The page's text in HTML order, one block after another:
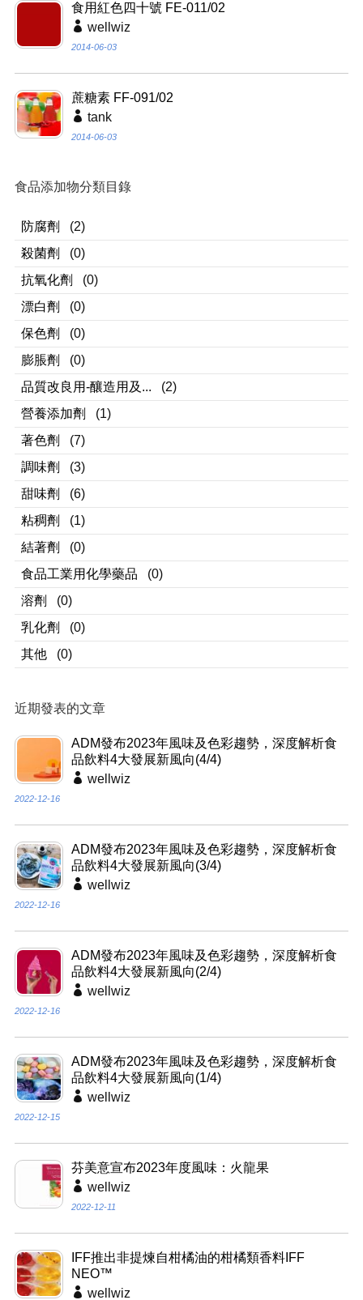
食用紅色四十號 FE-011/02
wellwiz
2014-06-03
蔗糖素 FF-091/02
tank
2014-06-03
食品添加物分類目錄
防腐劑
(2)
殺菌劑
(0)
抗氧化劑
(0)
漂白劑
(0)
保色劑
(0)
膨脹劑
(0)
品質改良用-釀造用及...
(2)
營養添加劑
(1)
著色劑
(7)
調味劑
(3)
甜味劑
(6)
粘稠劑
(1)
結著劑
(0)
食品工業用化學藥品
(0)
溶劑
(0)
乳化劑
(0)
其他
(0)
近期發表的文章
ADM發布2023年風味及色彩趨勢，深度解析食
品飲料4大發展新風向(4/4)
wellwiz
2022-12-16
ADM發布2023年風味及色彩趨勢，深度解析食
品飲料4大發展新風向(3/4)
wellwiz
2022-12-16
ADM發布2023年風味及色彩趨勢，深度解析食
品飲料4大發展新風向(2/4)
wellwiz
2022-12-16
ADM發布2023年風味及色彩趨勢，深度解析食
品飲料4大發展新風向(1/4)
wellwiz
2022-12-15
芬美意宣布2023年度風味：火龍果
wellwiz
2022-12-11
IFF推出非提煉自柑橘油的柑橘類香料IFF
NEO™
wellwiz